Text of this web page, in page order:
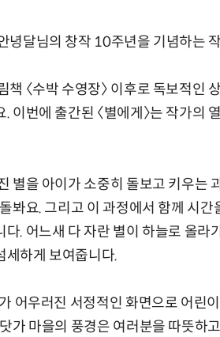
녕달님의 창작 10주년을 기념하는
〈수박 수영장〉 이후로 독보적인
이번에 출간된 〈별에게〉는 작가의
별을 아이가 소중히 돌보고 키우는
봐요. 그리고 이 과정에서 함께 시
. 어느새 다 자란 별이 하늘로 올라
세하게 보여줍니다.
어우러진 서정적인 화면으로 어린
가 마을의 풍경은 여러분을 따뜻하